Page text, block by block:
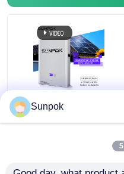
Wandmontiertes
Natrium-Ionen-
Sunpok